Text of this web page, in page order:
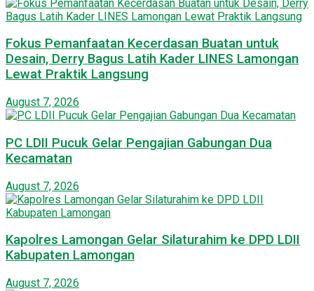
Fokus Pemanfaatan Kecerdasan Buatan untuk
Desain, Derry Bagus Latih Kader LINES Lamongan
Lewat Praktik Langsung
August 7, 2026
PC LDII Pucuk Gelar Pengajian Gabungan Dua
Kecamatan
August 7, 2026
Kapolres Lamongan Gelar Silaturahim ke DPD LDII
Kabupaten Lamongan
August 7, 2026